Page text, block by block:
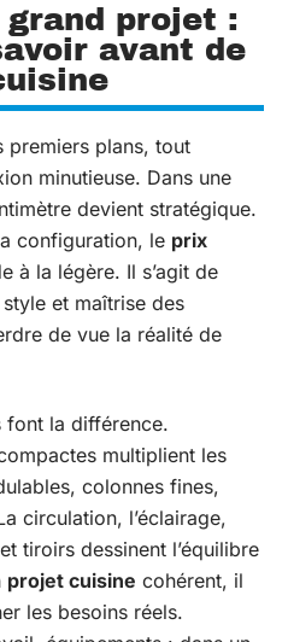
projet :
avant de
premiers plans, tout
minutieuse. Dans une
devient stratégique.
configuration, le prix
à la légère. Il s’agit de
et maîtrise des
de vue la réalité de
font la différence.
multiplient les
colonnes fines,
circulation, l’éclairage,
tiroirs dessinent l’équilibre
projet cuisine cohérent, il
les besoins réels.